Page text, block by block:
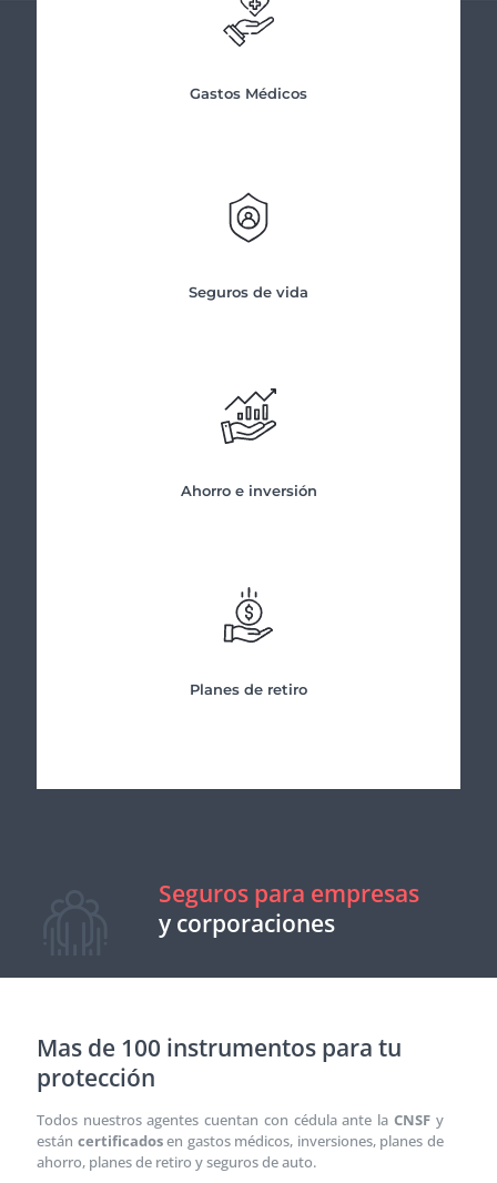
Gastos Médicos
Seguros de vida
Ahorro e inversión
Planes de retiro
Seguros para empresas
y corporaciones
Mas de 100 instrumentos para tu
protección
Todos nuestros agentes cuentan con cédula ante la CNSF y
están certificadosen gastos médicos, inversiones, planes de
ahorro, planes de retiro y seguros de auto.